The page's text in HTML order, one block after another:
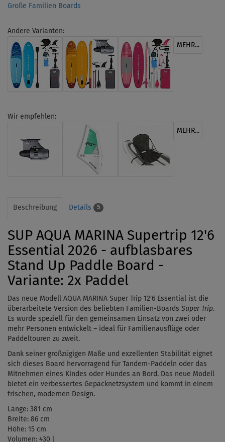
Große Familien Boards
Andere Varianten:
MEHR...
Wir empfehlen:
MEHR...
Beschreibung Details 5
SUP AQUA MARINA Supertrip 12'6
Essential 2026 - aufblasbares
Stand Up Paddle Board -
Variante: 2x Paddel
Das neue Modell AQUA MARINA Super Trip 12'6 Essential ist die
überarbeitete Version des beliebten Familien-Boards Super Trip.
Es wurde speziell für den gemeinsamen Einsatz von zwei oder
mehr Personen entwickelt – ideal für Familienausflüge oder
Paddeltouren zu zweit.
Dank seiner großzügigen Maße und exzellenten Stabilität eignet
sich dieses Board hervorragend für Tandem-Paddeln oder das
Mitnehmen eines Kindes oder Hundes an Bord. Das neue Modell
bietet ein verbessertes Gepäcknetzsystem und kommt in einem
frischen, modernen Design.
Länge: 381 cm
Breite: 86 cm
Höhe: 15 cm
Volumen: 430 l